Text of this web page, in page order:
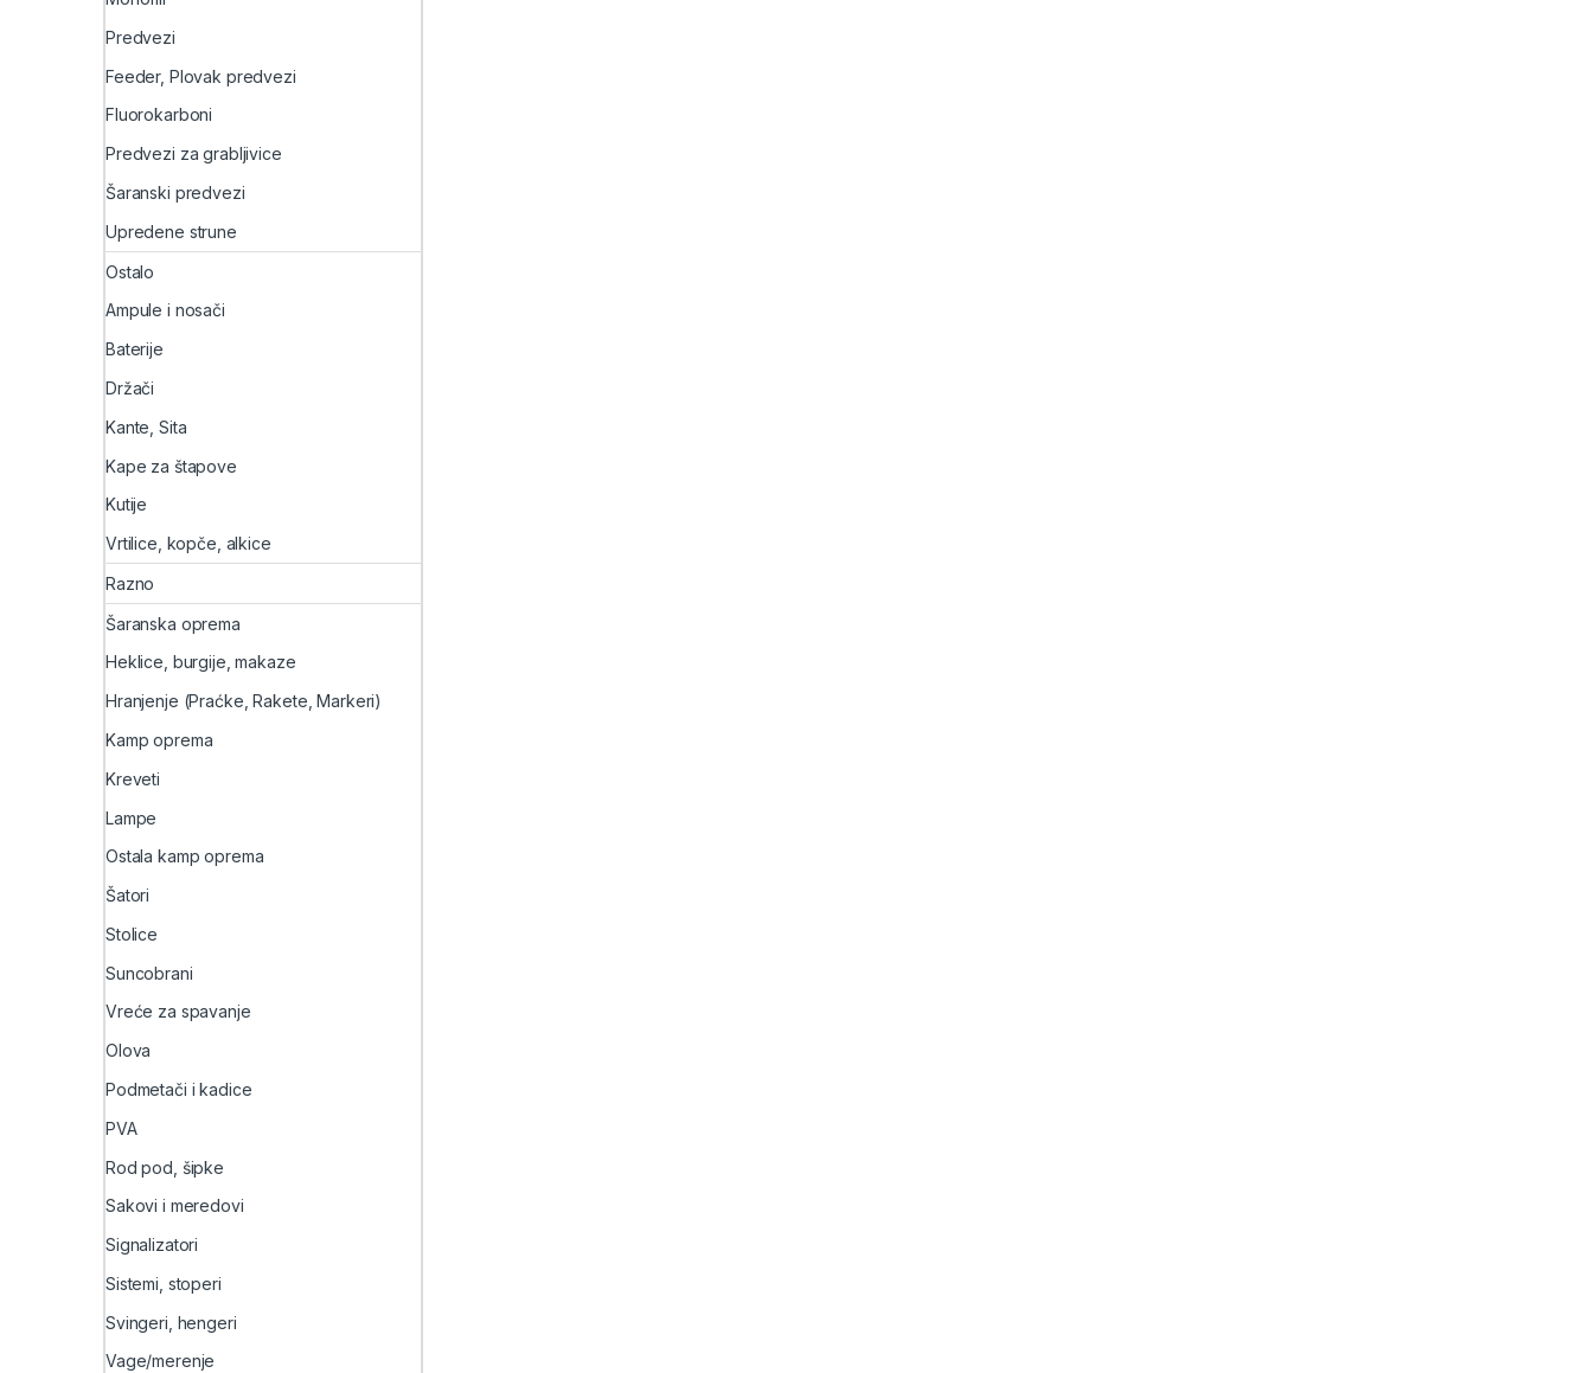
Predvezi
Feeder, Plovak predvezi
Fluorokarboni
Predvezi za grabljivice
Šaranski predvezi
Upredene strune
Ostalo
Ampule i nosači
Baterije
Držači
Kante, Sita
Kape za štapove
Kutije
Vrtilice, kopče, alkice
Razno
Šaranska oprema
Heklice, burgije, makaze
Hranjenje (Praćke, Rakete, Markeri)
Kamp oprema
Kreveti
Lampe
Ostala kamp oprema
Šatori
Stolice
Suncobrani
Vreće za spavanje
Olova
Podmetači i kadice
PVA
Rod pod, šipke
Sakovi i meredovi
Signalizatori
Sistemi, stoperi
Svingeri, hengeri
Vage/merenje